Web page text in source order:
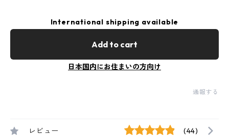
International shipping available
Add to cart
日本国内にお住まいの方向け
通報する
レビュー (44)